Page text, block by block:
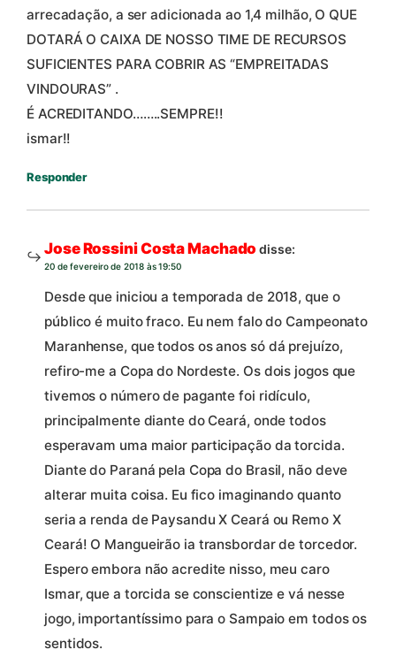
arrecadação, a ser adicionada ao 1,4 milhão, O QUE
DOTARÁ O CAIXA DE NOSSO TIME DE RECURSOS
SUFICIENTES PARA COBRIR AS “EMPREITADAS
VINDOURAS” .
É ACREDITANDO……..SEMPRE!!
ismar!!
Responder
Jose Rossini Costa Machado disse:
20 de fevereiro de 2018 às 19:50
Desde que iniciou a temporada de 2018, que o
público é muito fraco. Eu nem falo do Campeonato
Maranhense, que todos os anos só dá prejuízo,
refiro-me a Copa do Nordeste. Os dois jogos que
tivemos o número de pagante foi ridículo,
principalmente diante do Ceará, onde todos
esperavam uma maior participação da torcida.
Diante do Paraná pela Copa do Brasil, não deve
alterar muita coisa. Eu fico imaginando quanto
seria a renda de Paysandu X Ceará ou Remo X
Ceará! O Mangueirão ia transbordar de torcedor.
Espero embora não acredite nisso, meu caro
Ismar, que a torcida se conscientize e vá nesse
jogo, importantíssimo para o Sampaio em todos os
sentidos.